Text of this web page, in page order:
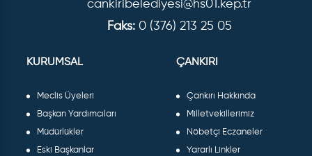
cankiribelediyesi@hs01.kep.tr
Faks: 0 (376) 213 25 05
KURUMSAL
Meclis Üyeleri
Başkan Yardımcıları
Müdürlükler
Eski Başkanlar
ÇANKIRI
Çankırı Hakkında
Milletvekillerimiz
Nöbetçi Eczaneler
Yararlı Linkler